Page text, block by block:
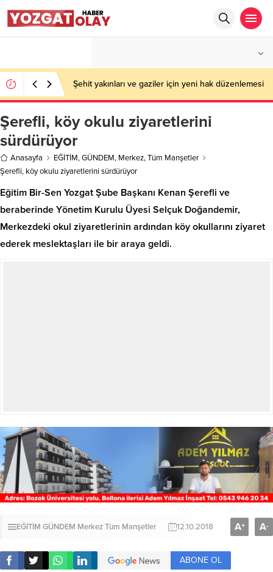
Şehit yakınları ve gaziler için yeni hak düzenlemesi
Şerefli, köy okulu ziyaretlerini
sürdürüyor
Anasayfa EĞİTİM,GÜNDEM, Merkez,Tüm Manşetler
Şerefli, köy okulu ziyaretlerini sürdürüyor
Eğitim Bir-Sen Yozgat Şube Başkanı Kenan Şerefli ve
beraberinde Yönetim Kurulu Üyesi Selçuk Doğandemir,
Merkezdeki okul ziyaretlerinin ardından köy okullarını ziyaret
ederek meslektaşları ile bir araya geldi.
EĞİTİM GÜNDEM MerkezTüm Manşetler 12.10.2018 A+ A-
ABONE OL